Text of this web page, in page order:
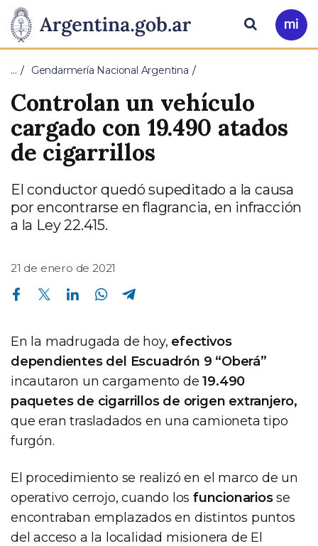
Presidencia
de
la
Nación
Pasar al contenido principal
Ir
a
Buscar
… Gendarmería Nacional Argentina
Controlan un vehículo
cargado con 19.490 atados
de cigarrillos
El conductor quedó supeditado a la causa
por encontrarse en flagrancia, en infracción
a la Ley 22.415.
21 de enero de 2021
Compartir en Facebook Compartir en Twitter Compartir en Linkedin Compartir en Whatsapp
En la madrugada de hoy, efectivos
dependientes del Escuadrón 9 “Oberá”
incautaron un cargamento de19.490
paquetes de cigarrillos de origen extranjero,
que eran trasladados en una camioneta tipo
furgón.
El procedimiento se realizó en el marco de un
operativo cerrojo, cuando losfuncionariosse
encontraban emplazados en distintos puntos
del acceso a la localidad misionera de El